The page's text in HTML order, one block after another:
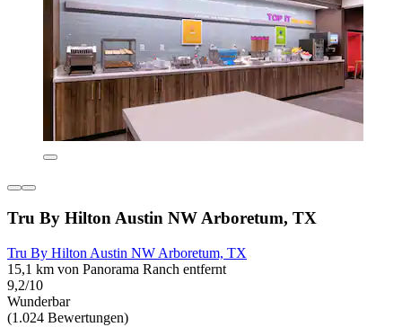
Tru By Hilton Austin NW Arboretum, TX
Tru By Hilton Austin NW Arboretum, TX
15,1 km von Panorama Ranch entfernt
9,2/10
Wunderbar
(1.024 Bewertungen)